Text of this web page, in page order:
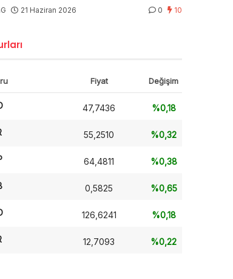
21 Haziran 2026 0 10
Fiyat Değişim
47,7436 %0,18
55,2510 %0,32
64,4811 %0,38
0,5825 %0,65
126,6241 %0,18
12,7093 %0,22